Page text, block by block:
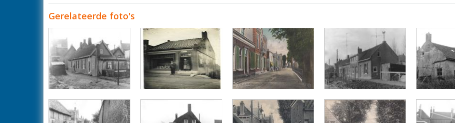
Gerelateerde foto's